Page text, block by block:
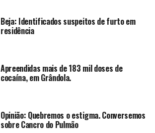
Beja: Identificados suspeitos de furto em
residência
Apreendidas mais de 183 mil doses de
cocaína, em Grândola.
Opinião: Quebremos o estigma. Conversemos
sobre Cancro do Pulmão